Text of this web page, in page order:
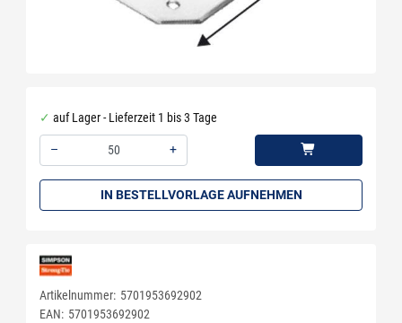
auf Lager - Lieferzeit 1 bis 3 Tage
–
+
IN BESTELLVORLAGE AUFNEHMEN
Artikelnummer: 5701953692902
EAN: 5701953692902